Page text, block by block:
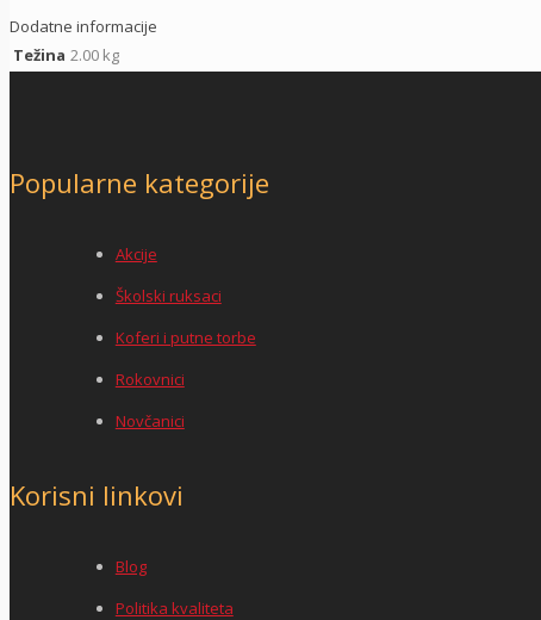
Dodatne informacije
Težina 2.00 kg
Popularne kategorije
Akcije
Školski ruksaci
Koferi i putne torbe
Rokovnici
Novčanici
Korisni linkovi
Blog
Politika kvaliteta